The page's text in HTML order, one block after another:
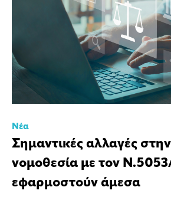
Νέα
Σημαντικές αλλαγές
νομοθεσία με τον
εφαρμοστούν άμεσα